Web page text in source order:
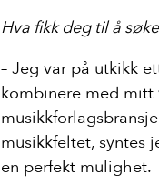
Hva fikk deg til å
– Jeg var på utkikk
kombinere med mitt
musikkfeltet, syntes
en perfekt mulighet.